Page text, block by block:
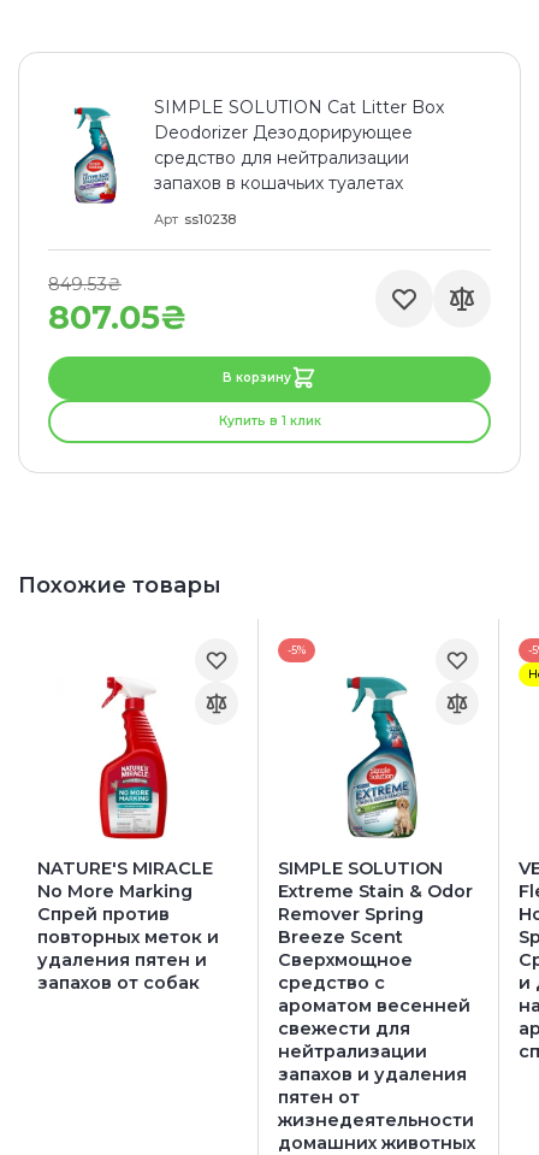
SIMPLE SOLUTION Cat Litter Box
Deodorizer Дезодорирующее
средство для нейтрализации
запахов в кошачьих туалетах
Арт ss10238
807.05₴
849.53₴
В корзину
Купить в 1 клик
Похожие товары
NATURE'S MIRACLE
No More Marking
Спрей против
повторных меток и
удаления пятен и
запахов от собак
-5%
SIMPLE SOLUTION
Extreme Stain & Odor
Remover Spring
Breeze Scent
Сверхмощное
средство с
ароматом весенней
свежести для
нейтрализации
запахов и удаления
пятен от
жизнедеятельности
домашних животных
-
и